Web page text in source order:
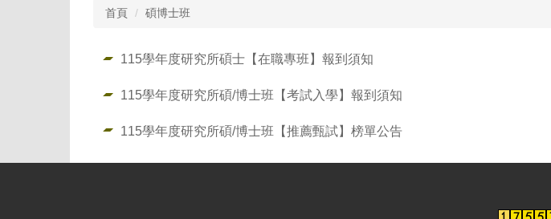
首頁 碩博士班
115學年度研究所碩士【在職專班】報到須知
115學年度研究所碩/博士班【考試入學】報到須知
115學年度研究所碩/博士班【推薦甄試】榜單公告